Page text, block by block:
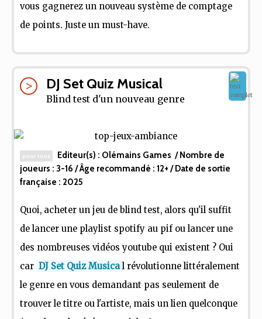
vous gagnerez un nouveau système de comptage
de points. Juste un must-have.
DJ Set Quiz Musical
Blind test d'un nouveau genre
pour tous Editeur(s) : Olémains Games / Nombre de
joueurs : 3-16 / Âge recommandé : 12+ / Date de sortie
française : 2025
Quoi, acheter un jeu de blind test, alors qu'il suffit
de lancer une playlist spotify au pif ou lancer une
des nombreuses vidéos youtube qui existent ? Oui
car DJ Set Quiz Musica l révolutionne littéralement
le genre en vous demandant pas seulement de
trouver le titre ou l'artiste, mais un lien quelconque